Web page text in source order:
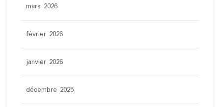
mars 2026
février 2026
janvier 2026
décembre 2025